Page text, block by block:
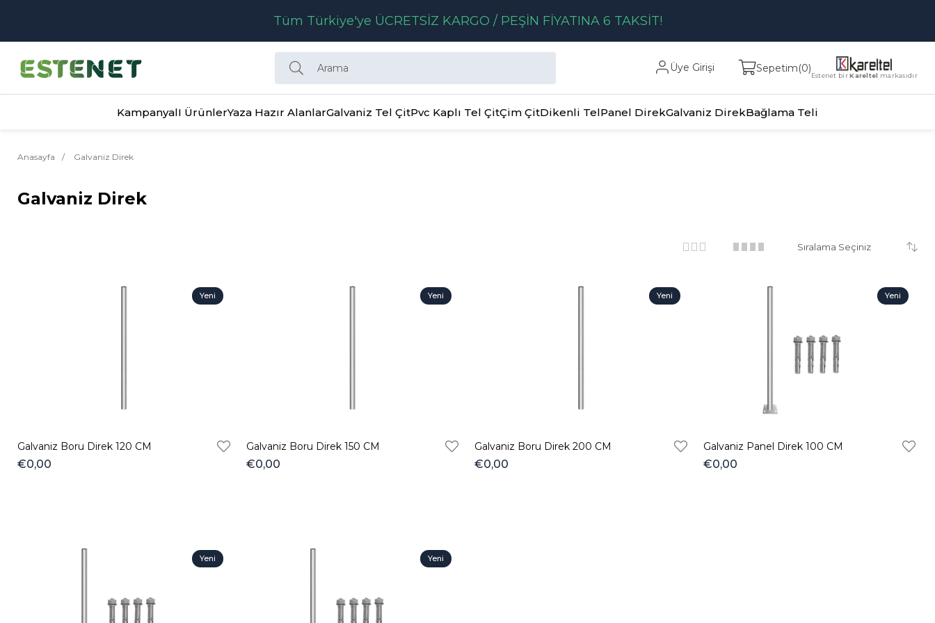
Tüm Türkiye'ye ÜCRETSİZ KARGO / PEŞİN FİYATINA 6 TAKSİT!
Üye Girişi Sepetim 0
Estenet birKareltel markasıdır
KampanyalI ÜrünlerYaza Hazır AlanlarGalvaniz Tel ÇitPvc Kaplı Tel ÇitÇim ÇitDikenli TelPanel DirekGalvaniz DirekBağlama Teli
Anasayfa Galvaniz Direk
Galvaniz Direk
Galvaniz Boru Direk 120 CM
€0,00
Yeni
Galvaniz Boru Direk 150 CM
€0,00
Yeni
Galvaniz Boru Direk 200 CM
€0,00
Yeni
Galvaniz Panel Direk 100 CM
€0,00
Yeni
Yeni
Yeni